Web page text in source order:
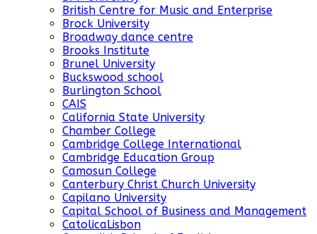
British Centre for Music and Enterprise
Brock University
Broadway dance centre
Brooks Institute
Brunel University
Buckswood school
Burlington School
CAIS
California State University
Chamber College
Cambridge College International
Cambridge Education Group
Camosun College
Canterbury Christ Church University
Capilano University
Capital School of Business and Management
CatolicaLisbon